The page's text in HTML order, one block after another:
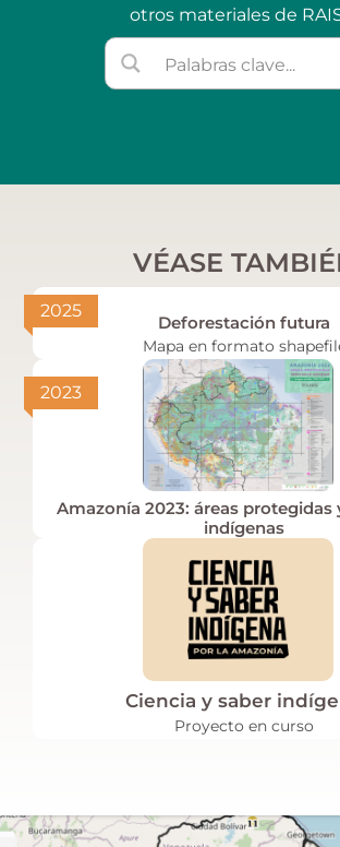
otros materiales de
VÉASE
2025
Deforestación futura
Mapa en formato
2023
Amazonía 2023: áreas
indígenas
Ciencia y saber
Proyecto en curso